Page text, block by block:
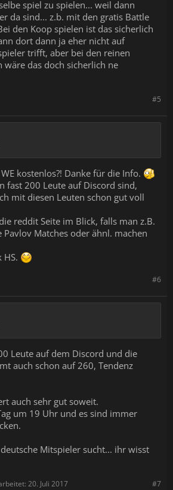
spiel zu spielen... weil dann
da sind... z.b. mit den gratis Battle
den Koop spielen ist das sicherlich
dort dann ja eher nicht auf
trifft, aber bei den reinen
das doch sicherlich ne
#5
kostenlos?! Danke für die Info.
fast 200 Leute auf Discord sind,
mit diesen Leuten schon gut voll
reddit Seite im Blick, falls man z.B.
Pavlov Matches oder ähnl. machen
HS.
#6
Leute auf dem Discord und die
auch schon auf 260, Tendenz
auch sehr gut soweit.
um 19 Uhr und es sind immer
Mitspieler sucht... ihr wisst
#7
20. Juli 2017